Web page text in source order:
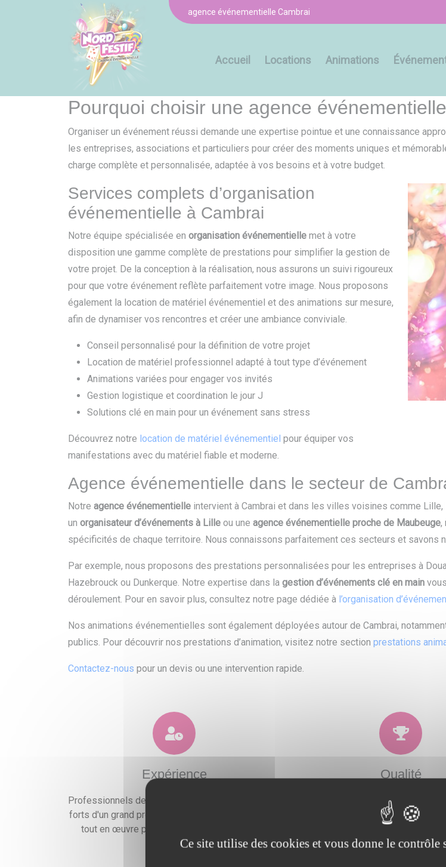
agence événementielle Cambrai
Accueil Locations Animations
Pourquoi choisir une agence
Organiser un événement réussi demande une expertise pointue et une connaissance
les entreprises, associations et particuliers pour créer des moments uniques et
charge complète et personnalisée, adaptée à vos besoins et à votre budget.
Services complets d’organisation
événementielle à Cambrai
Notre équipe spécialisée en organisation événementielle met à votre
disposition une gamme complète de prestations pour simplifier la gestion de
votre projet. De la conception à la réalisation, nous assurons un suivi rigoureux
pour que votre événement reflète parfaitement votre image. Nous proposons
également la location de matériel événementiel et des animations sur mesure,
afin de dynamiser vos rencontres et créer une ambiance conviviale.
Conseil personnalisé pour la définition de votre projet
Location de matériel professionnel adapté à tout type d’événement
Animations variées pour engager vos invités
Gestion logistique et coordination le jour J
Solutions clé en main pour un événement sans stress
Découvrez notre location de matériel événementiel pour équiper vos
manifestations avec du matériel fiable et moderne.
Agence événementielle dans le secteur de
Notre agence événementielle intervient à Cambrai et dans les villes voisines comme
un organisateur d’événements à Lille ou une agence événementielle proche de Maubeuge,
spécificités de chaque territoire. Nous connaissons parfaitement ces secteurs et savons
Par exemple, nous proposons des prestations personnalisées pour les entreprises à
Hazebrouck ou Dunkerque. Notre expertise dans la gestion d’événements clé en main
déroulement. Pour en savoir plus, consultez notre page dédiée à l’organisation
Nos animations événementielles sont également déployées autour de Cambrai,
publics. Pour découvrir nos prestations d’animation, visitez notre section prestations
Contactez-nous pour un devis ou une intervention rapide.
Expérience
Professionnels de l'événementiel expérimentés et
forts d'un grand professionnalisme, nous mettrons
tout en œuvre pour satisfaire vos exigences.
Qualité
Soucieux de la satisfaction de nos
proposons un large choix de
festives.
Panneau de gestion des cookies
Ce site utilise des cookies et vous donne le contrôle